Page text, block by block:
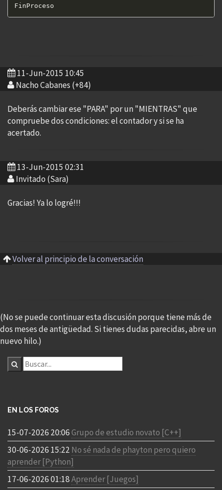
11-Jun-2015 10:45
Nacho Cabanes (+84)
Deberás cambiar ese "PARA" por un "MIENTRAS" que
compruebe dos condiciones: el contador y si se ha
acertado.
13-Jun-2015 02:31
Invitado (Sara)
Gracias! Ya lo logré!!!
Volver al principio de la conversación
(No se puede continuar esta discusión porque tiene más de
dos meses de antigüedad. Si tienes dudas parecidas, abre un
nuevo hilo.)
EN LOS FOROS
15-07-2026 20:06Grupo de estudio novato [C++]
30-06-2026 15:22 No sé nada de phayton pero quiero
aprender [Python]
17-06-2026 01:18Aprender [Juegos]